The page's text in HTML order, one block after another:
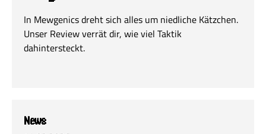
In Mewgenics dreht sich alles um niedliche Kätzchen.
Unser Review verrät dir, wie viel Taktik
dahintersteckt.
News